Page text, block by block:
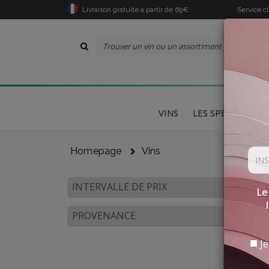
Livraison gratuite à partir de 69€. Service
VINS LES SPÉCIALITÉS
Homepage Vins
INTERVALLE DE PRIX
PROVENANCE